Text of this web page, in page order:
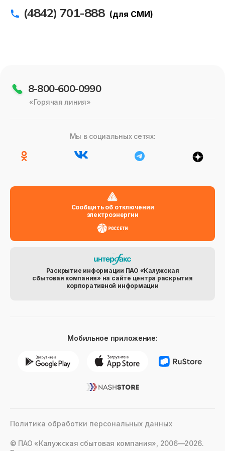
(4842) 701-888 (для СМИ)
8-800-600-0990
«Горячая линия»
Мы в социальных сетях:
Сообщить об отключении
электроэнергии
Раскрытие информации ПАО «Калужская
сбытовая компания» на сайте центра раскрытия
корпоративной информации
Мобильное приложение:
Политика обработки персональных данных
© ПАО «Калужская сбытовая компания», 2006—2026.